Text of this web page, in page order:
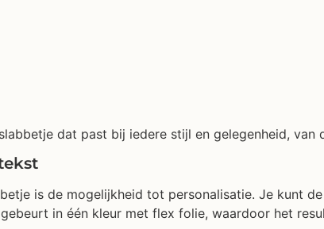
dat past bij iedere stijl en gelegenheid,
is de mogelijkheid tot personalisatie. Je kunt
in één kleur met flex folie, waardoor het